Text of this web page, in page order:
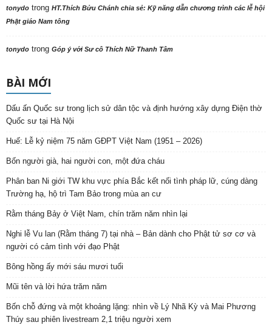
tonydo trong HT.Thích Bửu Chánh chia sẻ: Kỹ năng dẫn chương trình các lễ hội
Phật giáo Nam tông
tonydo trong Góp ý với Sư cô Thích Nữ Thanh Tâm
BÀI MỚI
Dấu ấn Quốc sư trong lịch sử dân tộc và định hướng xây dựng Điện thờ
Quốc sư tại Hà Nội
Huế: Lễ kỷ niệm 75 năm GĐPT Việt Nam (1951 – 2026)
Bốn người già, hai người con, một đứa cháu
Phân ban Ni giới TW khu vực phía Bắc kết nối tình pháp lữ, cúng dàng
Trường hạ, hộ trì Tam Bảo trong mùa an cư
Rằm tháng Bảy ở Việt Nam, chín trăm năm nhìn lại
Nghi lễ Vu lan (Rằm tháng 7) tại nhà – Bản dành cho Phật tử sơ cơ và
người có cảm tình với đạo Phật
Bông hồng ấy mới sáu mươi tuổi
Mũi tên và lời hứa trăm năm
Bốn chỗ đứng và một khoảng lặng: nhìn về Lý Nhã Kỳ và Mai Phương
Thúy sau phiên livestream 2,1 triệu người xem